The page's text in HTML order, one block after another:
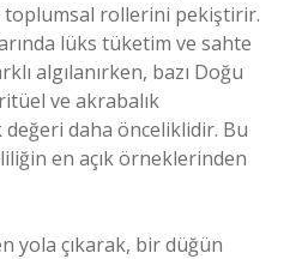
rollerini pekiştirir.
lüks tüketim ve sahte
algılanırken, bazı Doğu
ve akrabalık
daha önceliklidir. Bu
en açık örneklerinden
yola çıkarak, bir düğün